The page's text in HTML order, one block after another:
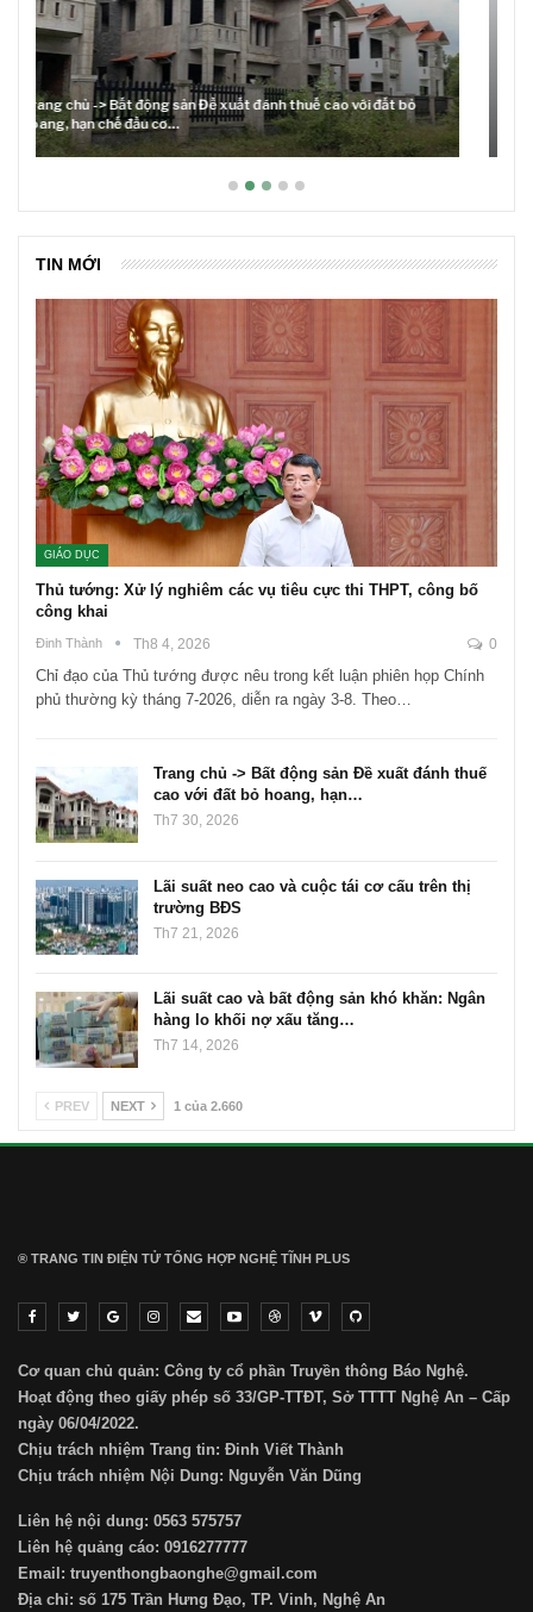
Lãi suất neo cao và cuộc tái cơ cấu trên thị trường BĐS
TIN MỚI
GIÁO DỤC
Thủ tướng: Xử lý nghiêm các vụ tiêu cực thi THPT, công bố
công khai
Đinh Thành Th8 4, 2026 0
Chỉ đạo của Thủ tướng được nêu trong kết luận phiên họp Chính
phủ thường kỳ tháng 7-2026, diễn ra ngày 3-8. Theo…
Trang chủ -> Bất động sản Đề xuất đánh thuế
cao với đất bỏ hoang, hạn…
Th7 30, 2026
Lãi suất neo cao và cuộc tái cơ cấu trên thị
trường BĐS
Th7 21, 2026
Lãi suất cao và bất động sản khó khăn: Ngân
hàng lo khối nợ xấu tăng…
Th7 14, 2026
PREV NEXT 1 của 2.660
® TRANG TIN ĐIỆN TỬ ТỔNG HỢP NGHỆ TĨNH PLUS
Cơ quan chủ quản: Công ty cổ phần Truyền thông Báo Nghệ.
Hoạt động theo giấy phép số 33/GP-TTĐT, Sở TTTT Nghệ An – Cấp
ngày 06/04/2022.
Chịu trách nhiệm Trang tin: Đinh Viết Thành
Chịu trách nhiệm Nội Dung: Nguyễn Văn Dũng
Liên hệ nội dung: 0563 575757
Liên hệ quảng cáo: 0916277777
Email: truyenthongbaonghe@gmail.com
Địa chỉ: số 175 Trần Hưng Đạo, TP. Vinh, Nghệ An